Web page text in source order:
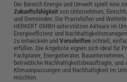
Der Bereich Energie und Umwelt spielt eine
Zukunftsfähigkeitvon Unternehmen,
und Gemeinden. Die Praxishilfen und
HERKERT GMBH unterstützen Akteure im
Energieeffizienz und
zu entwickeln undVorschriften schnell,
erfüllen. Die Angebote eignen sich ideal für
Fachplaner, Energieberater,
betriebliche Nachhaltigkeitsbeauftragte, und
Klimaanpassungen und Nachhaltigkeit im
möchten.